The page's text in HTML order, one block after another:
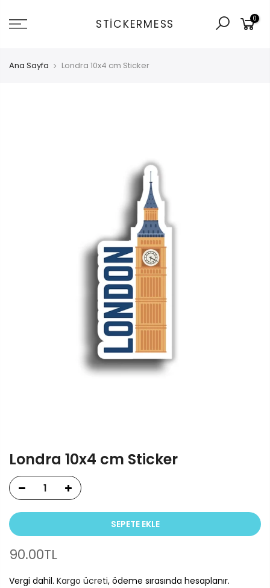
git
STICKERMESS 0
Ana Sayfa Londra 10x4 cm Sticker
Londra 10x4 cm Sticker
SEPETE EKLE
90.00TL
Vergi dahil. Kargo ücreti, ödeme sırasında hesaplanır.